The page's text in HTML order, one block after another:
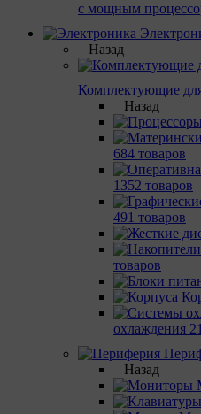
с мощным
Назад
Комплектующие
Назад
684 товаров
1352 товаров
491 товаров
товаров
охлаждения
Назад